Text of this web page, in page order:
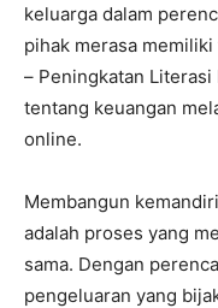
keluarga dalam
pihak merasa
– Peningkatan
tentang keuangan
online.
Membangun
adalah proses yang
sama. Dengan
pengeluaran yang